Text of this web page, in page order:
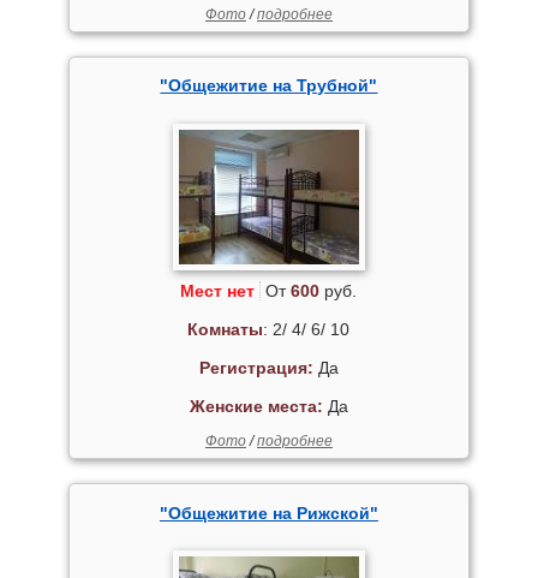
Фото/подробнее
"Общежитие на Трубной"
Мест нет От600 руб.
Комнаты: 2/ 4/ 6/ 10
Регистрация: Да
Женские места: Да
Фото/подробнее
"Общежитие на Рижской"